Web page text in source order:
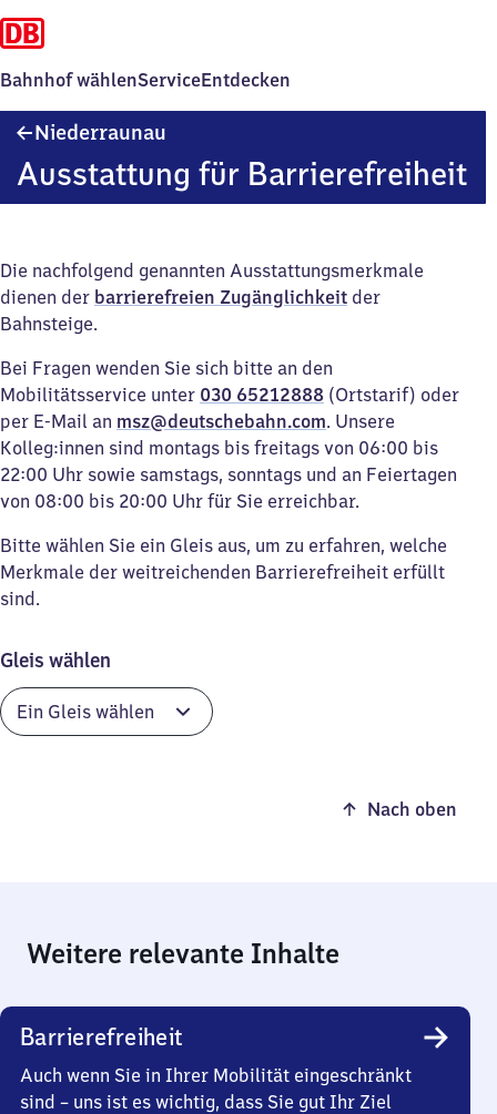
Bahnhof wählenServiceEntdecken
Niederraunau
Ausstattung für Barrierefreiheit
Die nachfolgend genannten Ausstattungsmerkmale
dienen der barrierefreien Zugänglichkeit der
Bahnsteige.
Bei Fragen wenden Sie sich bitte an den
Mobilitätsservice unter 030 65212888 (Ortstarif) oder
per E-Mail an msz@deutschebahn.com. Unsere
Kolleg:innen sind montags bis freitags von 06:00 bis
22:00 Uhr sowie samstags, sonntags und an Feiertagen
von 08:00 bis 20:00 Uhr für Sie erreichbar.
Bitte wählen Sie ein Gleis aus, um zu erfahren, welche
Merkmale der weitreichenden Barrierefreiheit erfüllt
sind.
Gleis wählen
Nach oben
Weitere relevante Inhalte
Barrierefreiheit
Auch wenn Sie in Ihrer Mobilität eingeschränkt
sind – uns ist es wichtig, dass Sie gut Ihr Ziel